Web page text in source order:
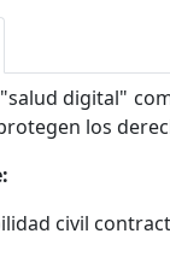
digital"
los
civil